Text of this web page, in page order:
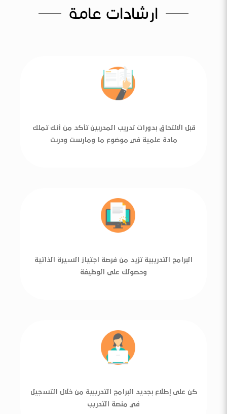
ارشادات عامة
قبل الالتحاق بدورات تدريب المدربين تأكد من أنك تملك
مادة علمية في موضوع ما ومارست ودربت
البرامج التدريبية تزيد من فرصة اجتياز السيرة الذاتية
وحصولك على الوظيفة
كن على إطلاع بجديد البرامج التدريبية من خلال التسجيل
في منصة التدريب